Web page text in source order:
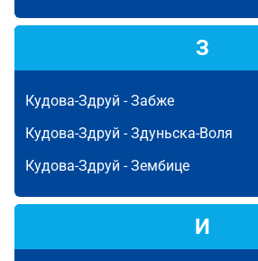
З
Кудова-Здруй -Забже
Кудова-Здруй -Здуньска-Воля
Кудова-Здруй -Зембице
И